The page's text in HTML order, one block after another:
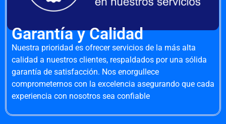
Garantía y Calidad
Nuestra prioridad es ofrecer servicios de la más alta
calidad a nuestros clientes, respaldados por una sólida
garantía de satisfacción. Nos enorgullece
comprometernos con la excelencia asegurando que cada
experiencia con nosotros sea confiable